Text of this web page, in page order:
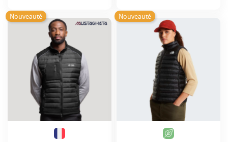
Nouveauté Nouveauté